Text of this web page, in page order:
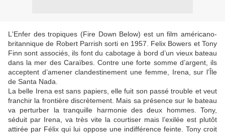
L'Enfer des tropiques (Fire Down Below) est un film américano-
britannique de Robert Parrish sorti en 1957. Felix Bowers et Tony
Finn sont associés, ils font du cabotage à bord d’un vieux bateau
dans la mer des Caraïbes. Contre une forte somme d’argent, ils
acceptent d’amener clandestinement une femme, Irena, sur l’Île
de Santa Nada.
La belle Irena est sans papiers, elle fuit son passé trouble et veut
franchir la frontière discrètement. Mais sa présence sur le bateau
va perturber la tranquille harmonie des deux hommes. Tony,
séduit par Irena, va très vite la courtiser mais l’exilée est plutôt
attirée par Félix qui lui oppose une indifférence feinte. Tony croit